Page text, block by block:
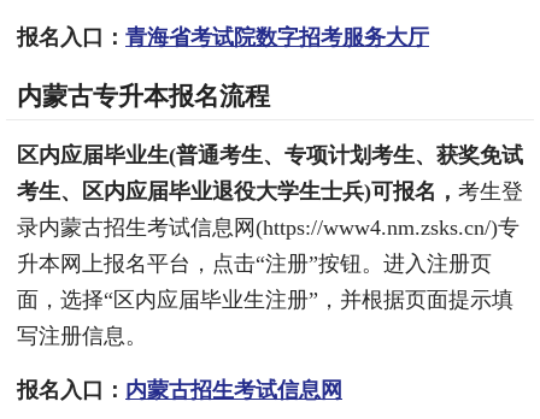
报名入口： 青海省考试院数字招考服务大厅
内蒙古专升本报名流程
区内应届毕业生(普通考生、专项计划考生、获奖免试
考生、区内应届毕业退役大学生士兵)可报名， 考生登
录内蒙古招生考试信息网(https://www4.nm.zsks.cn/)专
升本网上报名平台，点击“注册”按钮。进入注册页
面，选择“区内应届毕业生注册”，并根据页面提示填
写注册信息。
报名入口： 内蒙古招生考试信息网